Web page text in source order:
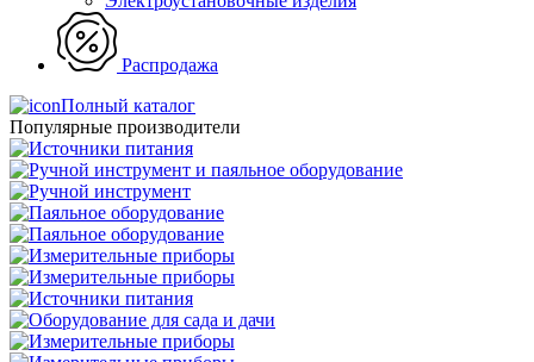
Распродажа
Полный каталог
Популярные производители